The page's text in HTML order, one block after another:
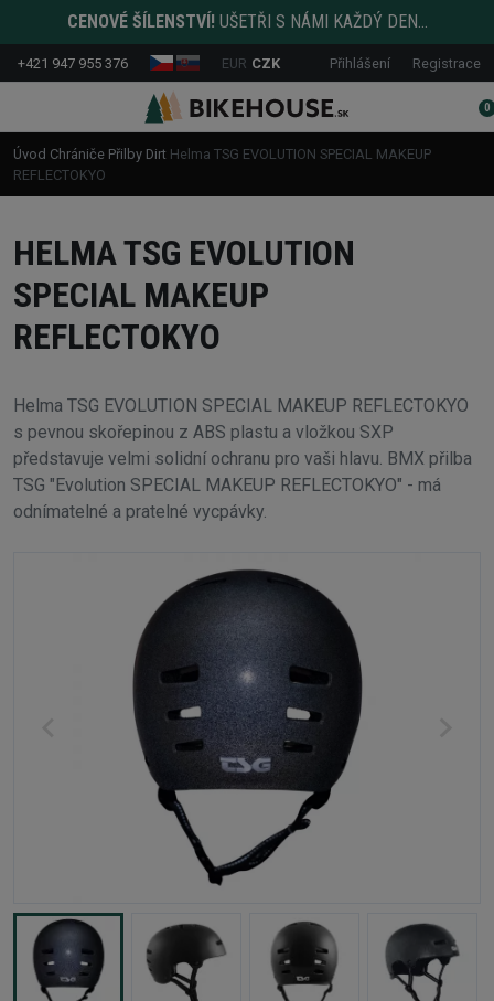
CENOVÉ ŠÍLENSTVÍ! UŠETŘI S NÁMI KAŽDÝ DEN...
+421 947 955 376 EUR CZK Přihlášení Registrace
0
Úvod Chrániče Přilby Dirt Helma TSG EVOLUTION SPECIAL MAKEUP
REFLECTOKYO
HELMA TSG EVOLUTION
SPECIAL MAKEUP
REFLECTOKYO
Helma TSG EVOLUTION SPECIAL MAKEUP REFLECTOKYO
s pevnou skořepinou z ABS plastu a vložkou SXP
představuje velmi solidní ochranu pro vaši hlavu. BMX přilba
TSG "Evolution SPECIAL MAKEUP REFLECTOKYO" - má
odnímatelné a pratelné vycpávky.